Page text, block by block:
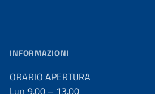
INFORMAZIONI
ORARIO APERTURA
Lun 9.00 – 13.00